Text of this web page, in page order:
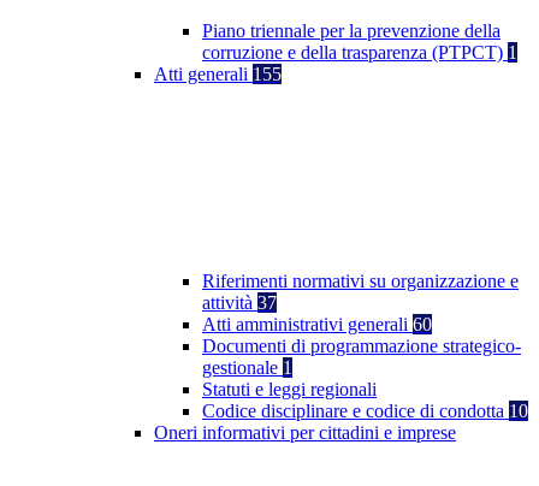
Piano triennale per la prevenzione della
corruzione e della trasparenza (PTPCT) 1
Atti generali 155
Riferimenti normativi su organizzazione e
attività 37
Atti amministrativi generali 60
Documenti di programmazione strategico-
gestionale 1
Statuti e leggi regionali
Codice disciplinare e codice di condotta 10
Oneri informativi per cittadini e imprese